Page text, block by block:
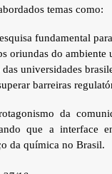
temas como:
fundamental
oriundas do ambiente
universidades
barreiras
da
que a interface
da química no Brasil.